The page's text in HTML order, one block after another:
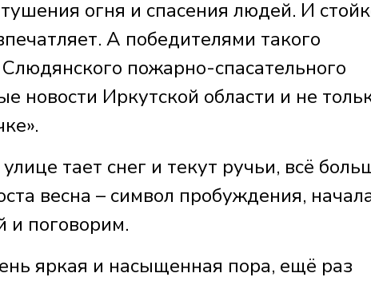
огня и спасения людей. И
А победителями такого
пожарно-спасательного
новости Иркутской области и не
тает снег и текут ручьи, всё
весна – символ пробуждения,
и поговорим.
яркая и насыщенная пора, ещё раз